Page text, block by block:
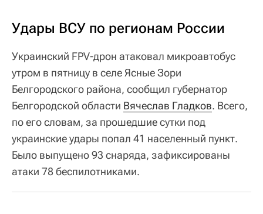
Удары ВСУ по регионам России
Украинский FPV-дрон атаковал микроавтобус
утром в пятницу в селе Ясные Зори
Белгородского района, сообщил губернатор
Белгородской области Вячеслав Гладков. Всего,
по его словам, за прошедшие сутки под
украинские удары попал 41 населенный пункт.
Было выпущено 93 снаряда, зафиксированы
атаки 78 беспилотниками.